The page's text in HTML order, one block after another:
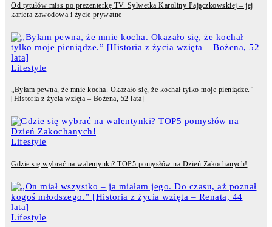
Od tytułów miss po prezenterkę TV. Sylwetka Karoliny Pajączkowskiej – jej
kariera zawodowa i życie prywatne
Lifestyle
„Byłam pewna, że mnie kocha. Okazało się, że kochał tylko moje pieniądze.”
[Historia z życia wzięta – Bożena, 52 lata]
Lifestyle
Gdzie się wybrać na walentynki? TOP5 pomysłów na Dzień Zakochanych!
Lifestyle